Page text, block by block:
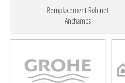
Remplacement Robinet
Anchamps